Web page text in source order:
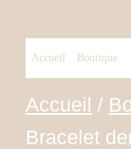
contenu
Accueil Boutique
Accueil /
Bracelet